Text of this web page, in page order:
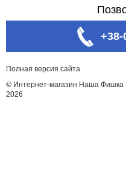
+38-
Полная версия сайта
© Интернет-магазин Наша Фишка
2026